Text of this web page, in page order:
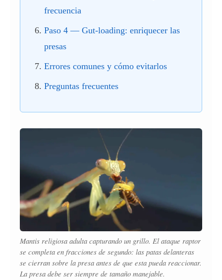
frecuencia
Paso 4 — Gut-loading: enriquecer las
presas
Errores comunes y cómo evitarlos
Preguntas frecuentes
Mantis religiosa adulta capturando un grillo. El ataque raptor
se completa en fracciones de segundo: las patas delanteras
se cierran sobre la presa antes de que esta pueda reaccionar.
La presa debe ser siempre de tamaño manejable.